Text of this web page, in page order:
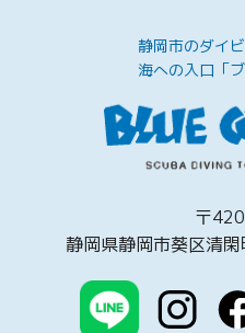
静岡市のダイ
海への入口「
〒
静岡県静岡市葵区清